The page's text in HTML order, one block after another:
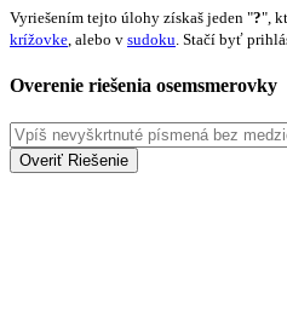
Vyriešením tejto úlohy získaš jeden "?",
krížovke , alebo v sudoku . Stačí byť
Overenie riešenia osemsmerovky